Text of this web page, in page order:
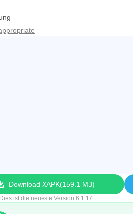
Dies ist die neueste Version 6.1.17
Download XAPK 159.1 MB